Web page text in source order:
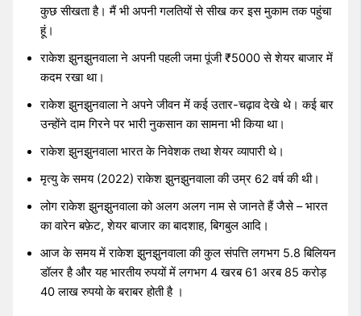
कुछ सीखता है। मैं भी अपनी गलतियों से सीख कर इस मुकाम तक पहुंचा
हूं।
राकेश झुनझुनवाला ने अपनी पहली जमा पूंजी ₹5000 से शेयर बाजार में
कदम रखा था।
राकेश झुनझुनवाला ने अपने जीवन में कई उतार-चढ़ाव देखे थे। कई बार
उन्होंने दाम गिरने पर भारी नुकसान का सामना भी किया था।
राकेश झुनझुनवाला भारत के निवेशक तथा शेयर व्यापारी थे।
मृत्यु के समय (2022) राकेश झुनझुनवाला की उम्र 62 वर्ष की थी।
लोग राकेश झुनझुनवाला को अलग अलग नाम से जानते हैं जैसे – भारत
का वारेन बफ़ेट, शेयर बाजार का बादशाह, बिगबुल आदि।
आज के समय में राकेश झुनझुनवाला की कुल संपत्ति लगभग 5.8 बिलियन
डॉलर है और यह भारतीय रुपयों में लगभग 4 खरब 61 अरब 85 करोड़
40 लाख रुपयो के बराबर होती है ।